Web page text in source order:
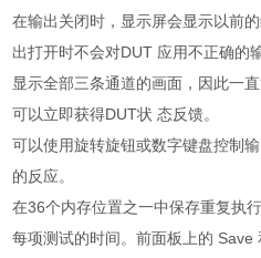
在输出关闭时，显示屏会显示以前
出打开时不会对DUT 应用不正确的
显示全部三条通道的画面，因此一
可以立即获得DUT状 态反馈。
可以使用旋转旋钮或数字键盘控制
的反应。
在36个内存位置之一中保存重复执
每项测试的时间。前面板上的 Save